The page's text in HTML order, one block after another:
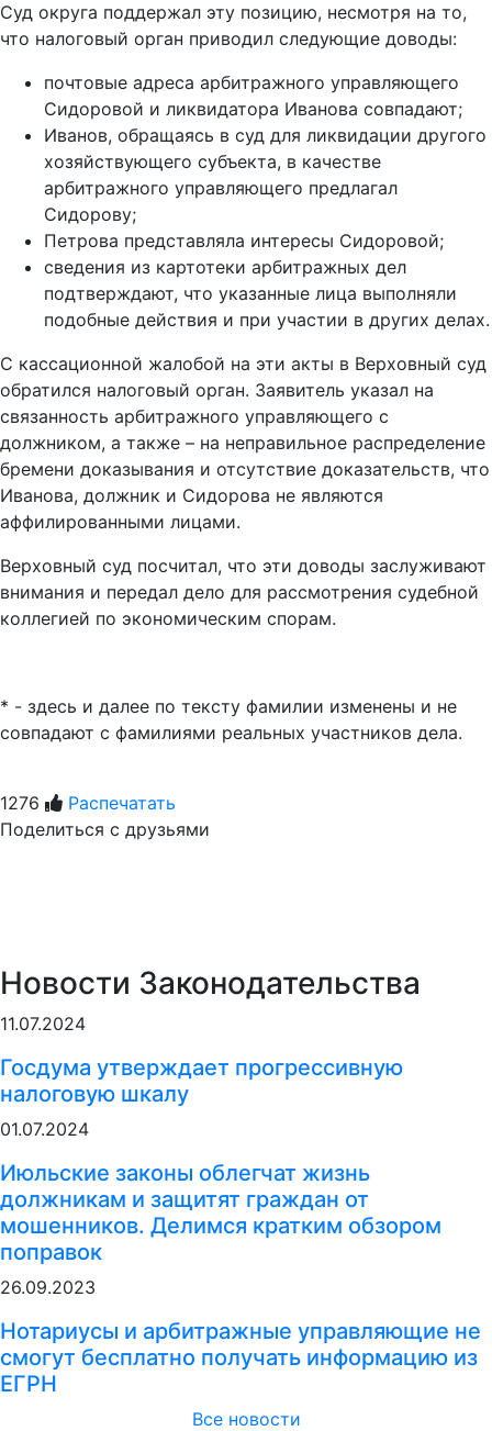
Суд округа поддержал эту позицию, несмотря на то,
что налоговый орган приводил следующие доводы:
почтовые адреса арбитражного управляющего
Сидоровой и ликвидатора Иванова совпадают;
Иванов, обращаясь в суд для ликвидации другого
хозяйствующего субъекта, в качестве
арбитражного управляющего предлагал
Сидорову;
Петрова представляла интересы Сидоровой;
сведения из картотеки арбитражных дел
подтверждают, что указанные лица выполняли
подобные действия и при участии в других делах.
С кассационной жалобой на эти акты в Верховный суд
обратился налоговый орган. Заявитель указал на
связанность арбитражного управляющего с
должником, а также – на неправильное распределение
бремени доказывания и отсутствие доказательств, что
Иванова, должник и Сидорова не являются
аффилированными лицами.
Верховный суд посчитал, что эти доводы заслуживают
внимания и передал дело для рассмотрения судебной
коллегией по экономическим спорам.
* - здесь и далее по тексту фамилии изменены и не
совпадают с фамилиями реальных участников дела.
1276
Распечатать
Поделиться с друзьями
Новости Законодательства
11.07.2024
Госдума утверждает прогрессивную
налоговую шкалу
01.07.2024
Июльские законы облегчат жизнь
должникам и защитят граждан от
мошенников. Делимся кратким обзором
поправок
26.09.2023
Нотариусы и арбитражные управляющие не
смогут бесплатно получать информацию из
ЕГРН
Все новости